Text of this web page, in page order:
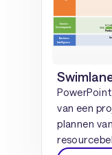
van een
plannen